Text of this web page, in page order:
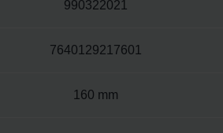
990322021
7640129217601
160 mm